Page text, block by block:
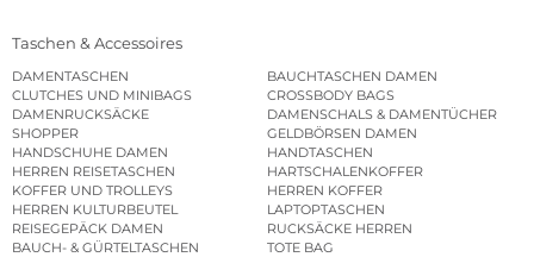
Taschen & Accessoires
DAMENTASCHEN
BAUCHTASCHEN DAMEN
CLUTCHES UND MINIBAGS
CROSSBODY BAGS
DAMENRUCKSÄCKE
DAMENSCHALS & DAMENTÜCHER
SHOPPER
GELDBÖRSEN DAMEN
HANDSCHUHE DAMEN
HANDTASCHEN
HERREN REISETASCHEN
HARTSCHALENKOFFER
KOFFER UND TROLLEYS
HERREN KOFFER
HERREN KULTURBEUTEL
LAPTOPTASCHEN
REISEGEPÄCK DAMEN
RUCKSÄCKE HERREN
BAUCH- & GÜRTELTASCHEN
TOTE BAG